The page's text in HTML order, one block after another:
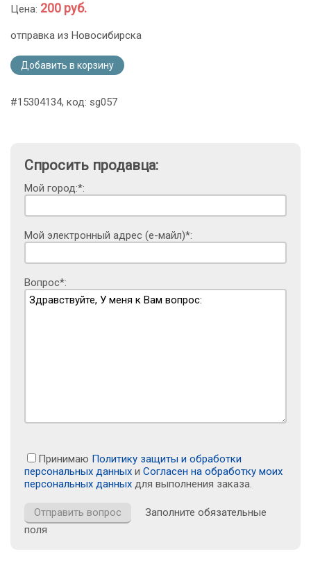
Цена: 200 руб.
отправка из Новосибирска
Добавить в корзину
#15304134, код: sg057
Спросить продавца:
Мой город:*:
Мой электронный адрес (е-майл)*:
Вопрос*:
Принимаю Политику защиты и обработки
персональных данных и Согласен на обработку моих
персональных данных для выполнения заказа.
Заполните обязательные
поля